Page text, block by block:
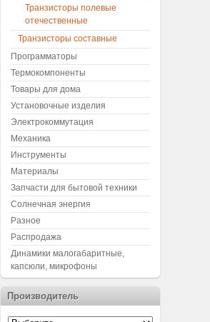
Транзисторы полевые
отечественные
Транзисторы составные
Программаторы
Термокомпоненты
Товары для дома
Установочные изделия
Электрокоммутация
Механика
Инструменты
Материалы
Запчасти для бытовой техники
Солнечная энергия
Разное
Распродажа
Динамики малогабаритные,
капсюли, микрофоны
Производитель